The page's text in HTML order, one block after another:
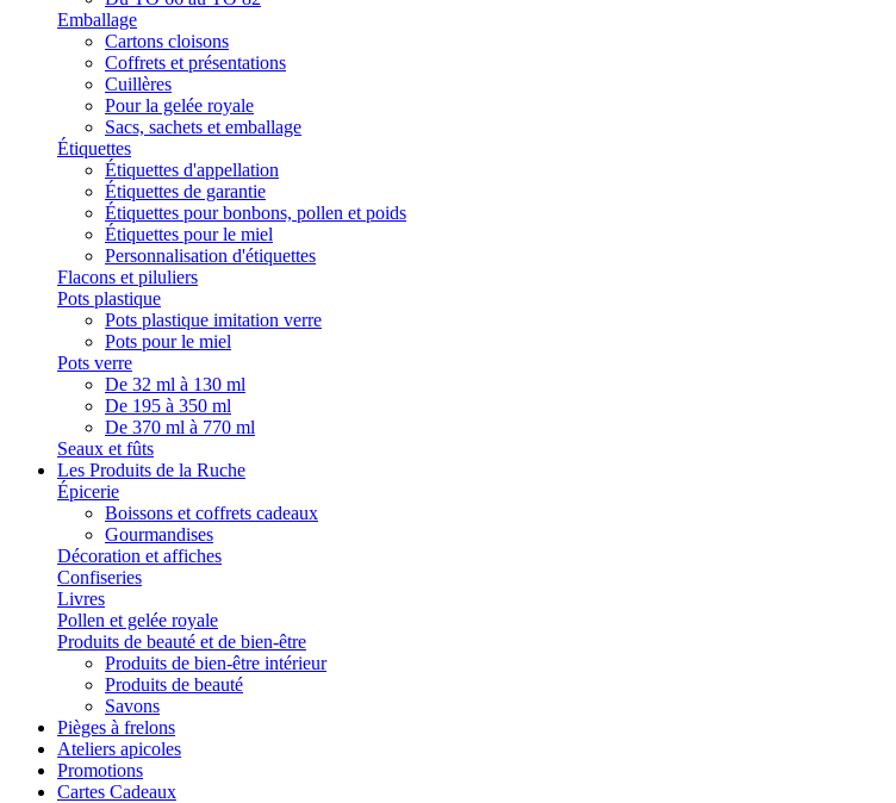
Emballage
Cartons cloisons
Coffrets et présentations
Cuillères
Pour la gelée royale
Sacs, sachets et emballage
Étiquettes
Étiquettes d'appellation
Étiquettes de garantie
Étiquettes pour bonbons, pollen et poids
Étiquettes pour le miel
Personnalisation d'étiquettes
Flacons et piluliers
Pots plastique
Pots plastique imitation verre
Pots pour le miel
Pots verre
De 32 ml à 130 ml
De 195 à 350 ml
De 370 ml à 770 ml
Seaux et fûts
Les Produits de la Ruche
Épicerie
Boissons et coffrets cadeaux
Gourmandises
Décoration et affiches
Confiseries
Livres
Pollen et gelée royale
Produits de beauté et de bien-être
Produits de bien-être intérieur
Produits de beauté
Savons
Pièges à frelons
Ateliers apicoles
Promotions
Cartes Cadeaux